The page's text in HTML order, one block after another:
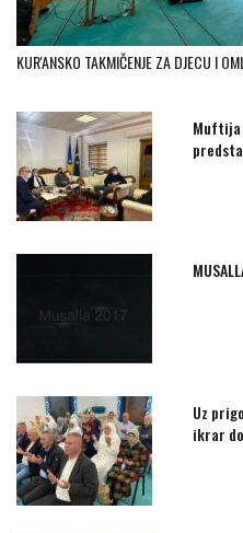
KUR'ANSKO TAKMIČENJE ZA DJECU I
Muftija
Uz
ikrar